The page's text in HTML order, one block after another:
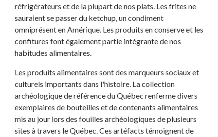
réfrigérateurs et de la plupart de nos plats. Les frites ne
sauraient se passer du ketchup, un condiment
omniprésent en Amérique. Les produits en conserve et les
confitures font également partie intégrante de nos
habitudes alimentaires.
Les produits alimentaires sont des marqueurs sociaux et
culturels importants dans l'histoire. La collection
archéologique de référence du Québec renferme divers
exemplaires de bouteilles et de contenants alimentaires
mis au jour lors des fouilles archéologiques de plusieurs
sites à travers le Québec. Ces artéfacts témoignent de